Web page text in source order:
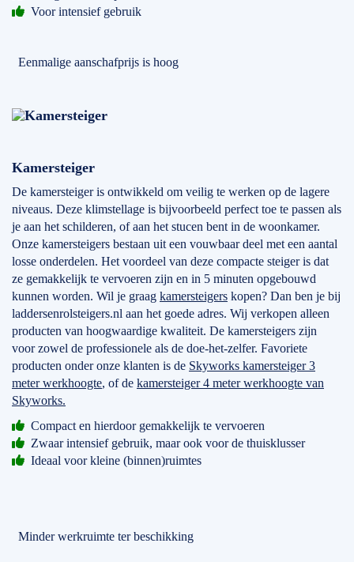
Voor intensief gebruik
Eenmalige aanschafprijs is hoog
Kamersteiger
De kamersteiger is ontwikkeld om veilig te werken op de lagere
niveaus. Deze klimstellage is bijvoorbeeld perfect toe te passen als
je aan het schilderen, of aan het stucen bent in de woonkamer.
Onze kamersteigers bestaan uit een vouwbaar deel met een aantal
losse onderdelen. Het voordeel van deze compacte steiger is dat
ze gemakkelijk te vervoeren zijn en in 5 minuten opgebouwd
kunnen worden. Wil je graag kamersteigers kopen? Dan ben je bij
laddersenrolsteigers.nl aan het goede adres. Wij verkopen alleen
producten van hoogwaardige kwaliteit. De kamersteigers zijn
voor zowel de professionele als de doe-het-zelfer. Favoriete
producten onder onze klanten is de Skyworks kamersteiger 3
meter werkhoogte, of de kamersteiger 4 meter werkhoogte van
Skyworks.
Compact en hierdoor gemakkelijk te vervoeren
Zwaar intensief gebruik, maar ook voor de thuisklusser
Ideaal voor kleine (binnen)ruimtes
Minder werkruimte ter beschikking